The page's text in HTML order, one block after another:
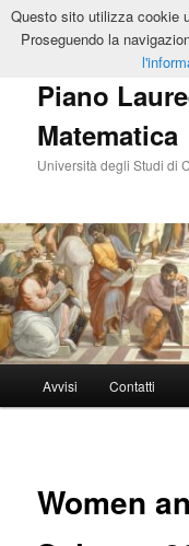
Vai
Piano
Matematica
Università degli Studi di
principale
Avvisi Contatti
Women
Questo sito utilizza cookie
Proseguendo la